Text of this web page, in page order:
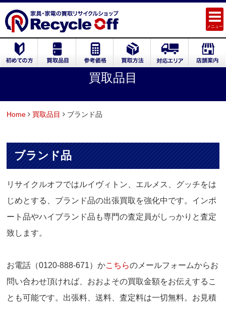
メニュー
買取品目
Home 買取品目 ブランド品
ブランド品
リサイクルオフではルイヴィトン、エルメス、グッチをは
じめとする、ブランド品の出張買取を強化中です。インポ
ート品やハイブランド品も専門の査定員がしっかりと査定
致します。
お電話（0120-888-671）かこちらのメールフォームからお
問い合わせ頂ければ、おおよその買取金額をお伝えするこ
とも可能です。出張料、送料、査定料は一切無料。お見積